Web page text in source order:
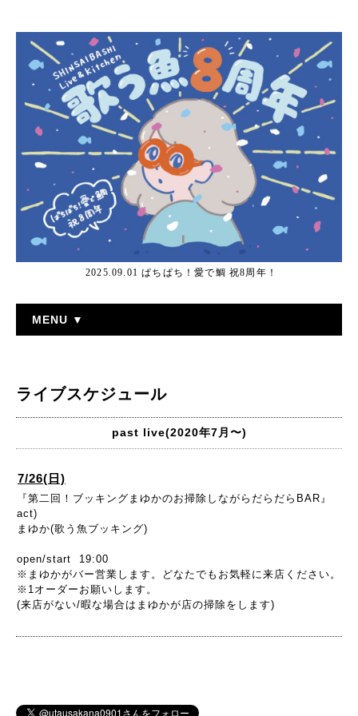
2025.09.01 ぱちぱち！愛で鯛 祝8周年！
MENU ▼
ライブスケジュール
past live(2020年7月〜)
7/26(日)
『第二回！ブッキングまゆかのお掃除しながらだらだらBAR』
act)
まゆか(歌う魚ブッキング)
open/start 19:00
※まゆかがバー営業します。どなたでもお気軽に来店ください。
※1オーダーお願いします。
(来店がない/暇な場合はまゆかが店の掃除をします)